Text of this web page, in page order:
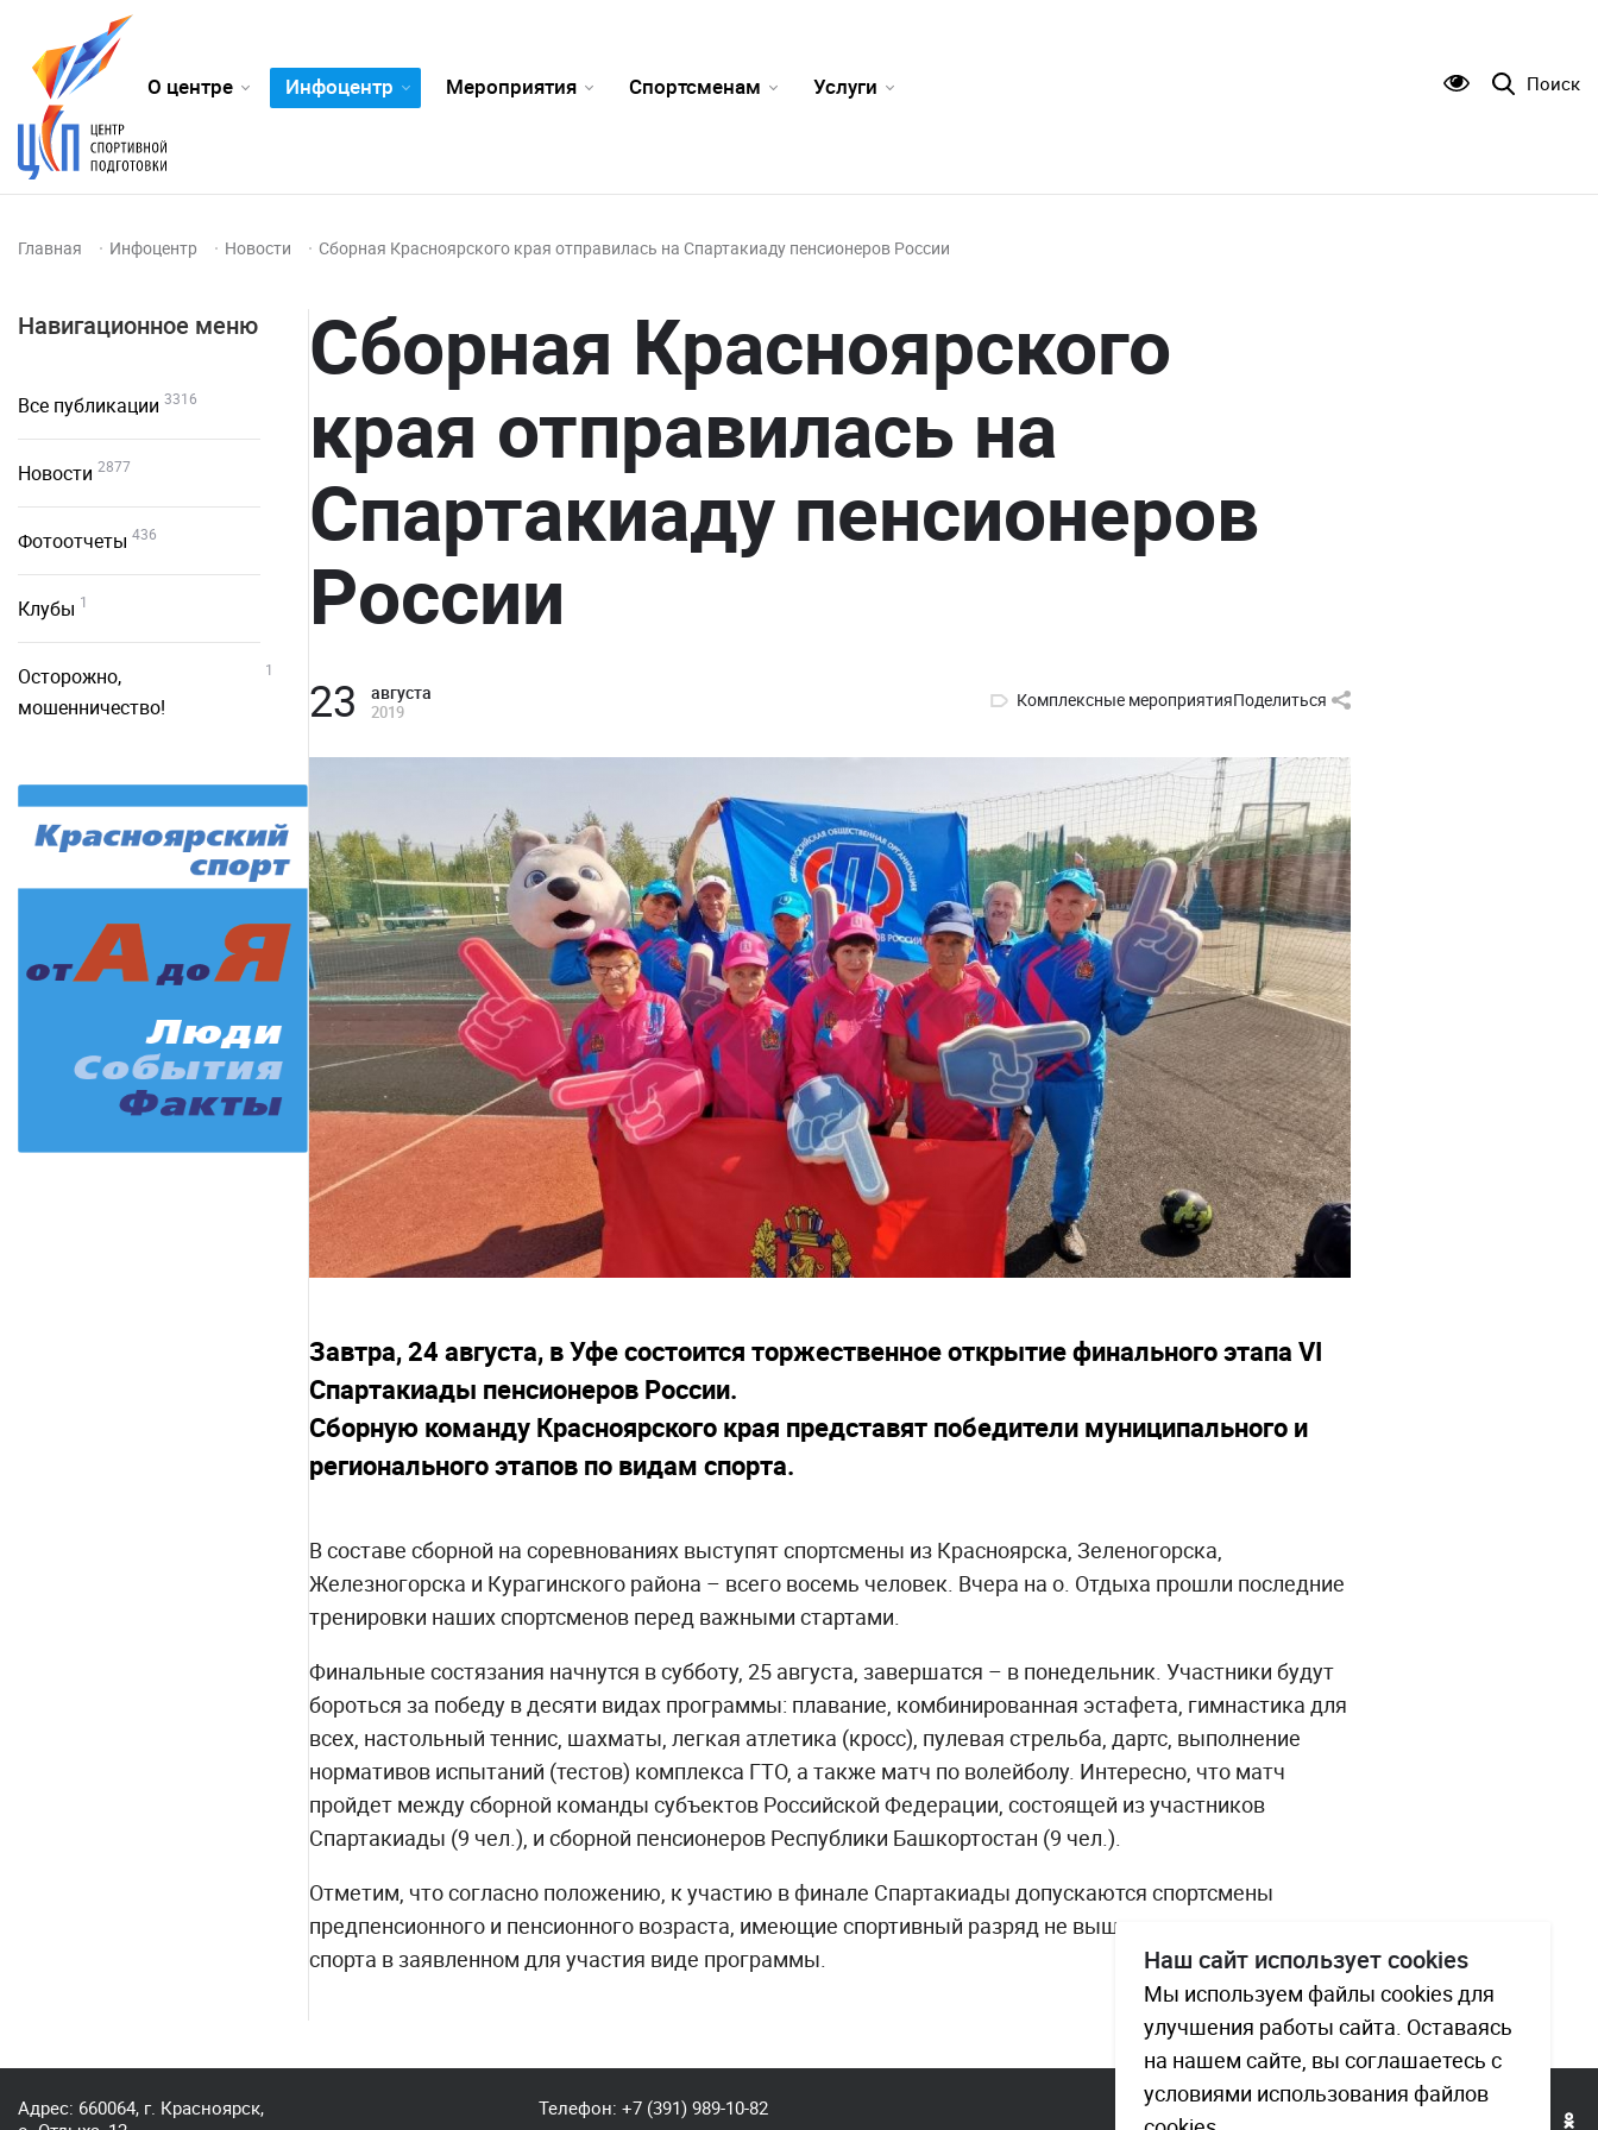
О центре Инфоцентр Мероприятия Спортсменам Услуги Поиск
Главная Инфоцентр Новости Сборная Красноярского края отправилась на Спартакиаду пенсионеров России
Навигационное меню
Все публикации 3316
Новости 2877
Фотоотчеты 436
Клубы 1
Осторожно,
мошенничество!
1
Сборная Красноярского
края отправилась на
Спартакиаду пенсионеров
России
23 августа
2019
Комплексные мероприятияПоделиться
Завтра, 24 августа, в Уфе состоится торжественное открытие финального этапа VI
Спартакиады пенсионеров России.
Сборную команду Красноярского края представят победители муниципального и
регионального этапов по видам спорта.
В составе сборной на соревнованиях выступят спортсмены из Красноярска, Зеленогорска,
Железногорска и Курагинского района – всего восемь человек. Вчера на о. Отдыха прошли последние
тренировки наших спортсменов перед важными стартами.
Финальные состязания начнутся в субботу, 25 августа, завершатся – в понедельник. Участники будут
бороться за победу в десяти видах программы: плавание, комбинированная эстафета, гимнастика для
всех, настольный теннис, шахматы, легкая атлетика (кросс), пулевая стрельба, дартс, выполнение
нормативов испытаний (тестов) комплекса ГТО, а также матч по волейболу. Интересно, что матч
пройдет между сборной команды субъектов Российской Федерации, состоящей из участников
Спартакиады (9 чел.), и сборной пенсионеров Республики Башкортостан (9 чел.).
Отметим, что согласно положению, к участию в финале Спартакиады допускаются спортсмены
предпенсионного и пенсионного возраста, имеющие спортивный разряд не выше кандидата в мастера
спорта в заявленном для участия виде программы.
Адрес: 660064, г. Красноярск,
Телефон: +7 (391) 989-10-82
Наш сайт использует cookies
Мы используем файлы cookies для
улучшения работы сайта. Оставаясь
на нашем сайте, вы соглашаетесь с
условиями использования файлов